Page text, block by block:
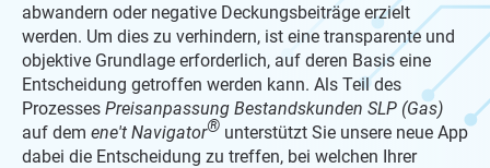
abwandern oder negative Deckungsbeiträge erzielt
werden. Um dies zu verhindern, ist eine transparente und
objektive Grundlage erforderlich, auf deren Basis eine
Entscheidung getroffen werden kann. Als Teil des
Prozesses Preisanpassung Bestandskunden SLP (Gas)
auf dem ene't Navigator® unterstützt Sie unsere neue App
dabei die Entscheidung zu treffen, bei welchen Ihrer